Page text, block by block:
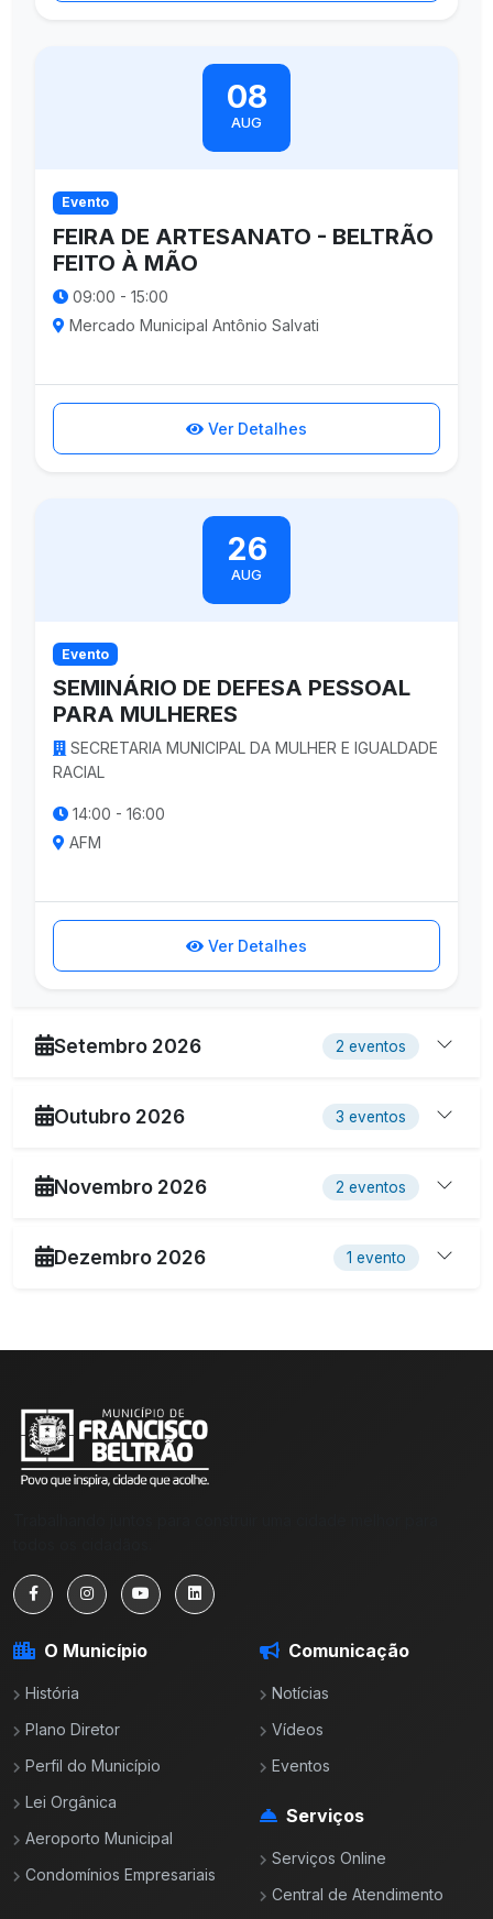
08
AUG
Evento
FEIRA DE ARTESANATO - BELTRÃO
FEITO À MÃO
09:00 - 15:00
Mercado Municipal Antônio Salvati
Ver Detalhes
26
AUG
Evento
SEMINÁRIO DE DEFESA PESSOAL
PARA MULHERES
SECRETARIA MUNICIPAL DA MULHER E IGUALDADE
RACIAL
14:00 - 16:00
AFM
Ver Detalhes
Setembro 2026 2 eventos
Outubro 2026 3 eventos
Novembro 2026 2 eventos
Dezembro 2026 1 evento
O Município
História
Plano Diretor
Perfil do Município
Lei Orgânica
Aeroporto Municipal
Condomínios Empresariais
Comunicação
Notícias
Vídeos
Eventos
Serviços
Serviços Online
Central de Atendimento